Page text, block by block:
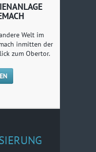
Welt im
inmitten der
zum Obertor.